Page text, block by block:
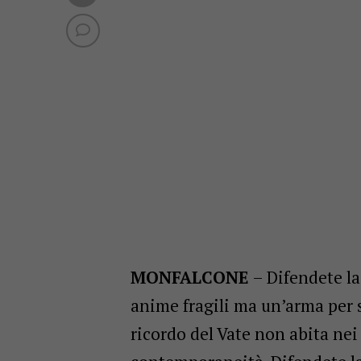
MONFALCONE – Difendete
anime fragili ma un’arma
ricordo del Vate non abita